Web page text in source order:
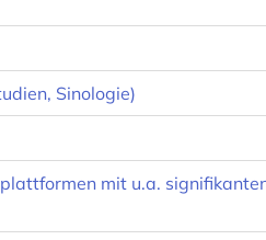
Sinologie)
mit u.a.